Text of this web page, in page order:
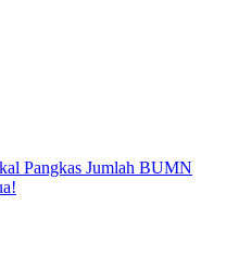
Pangkas Jumlah BUMN